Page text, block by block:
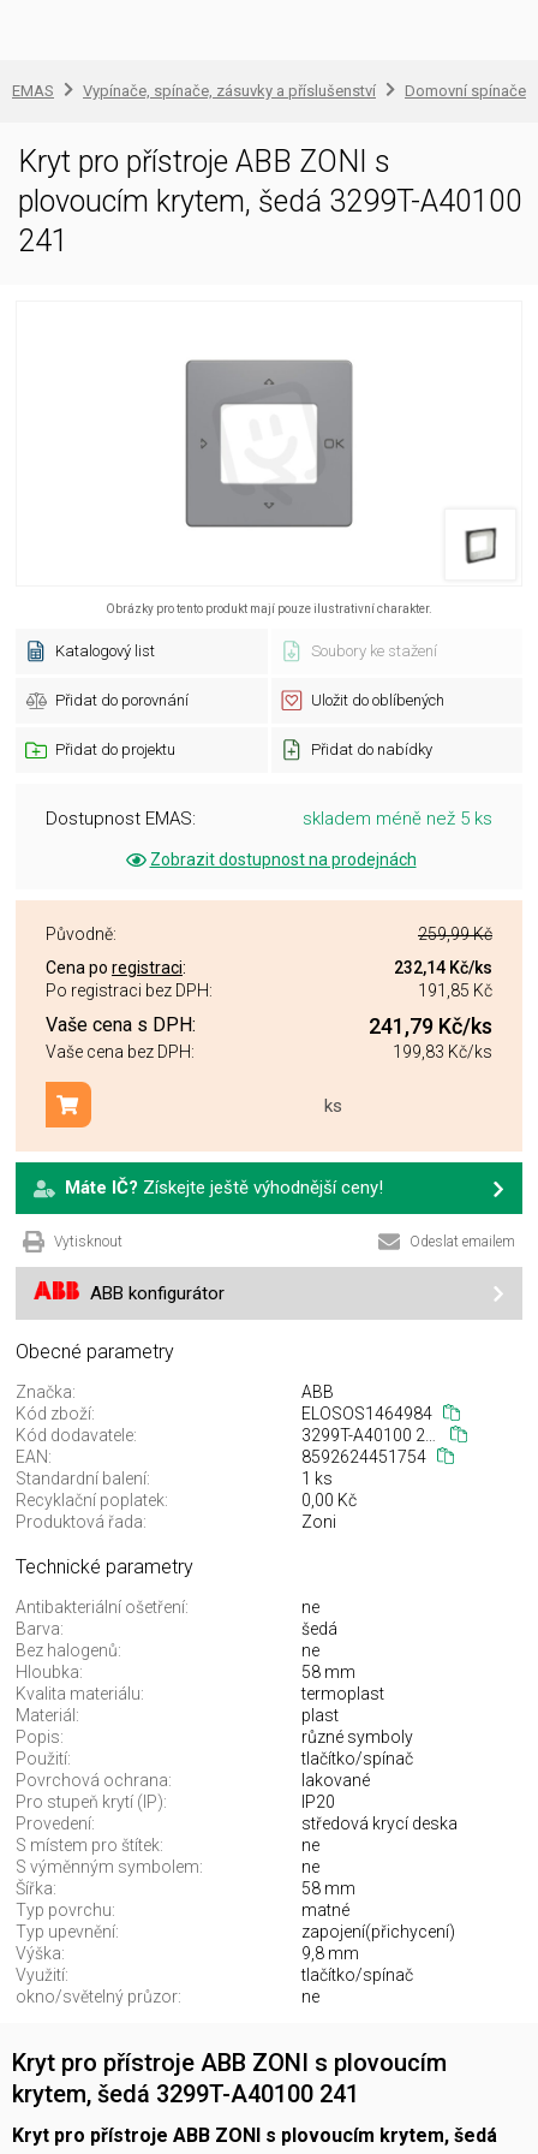
EMAS Vypínače, spínače, zásuvky a příslušenství Domovní spínače
Kryt pro přístroje ABB ZONI s
plovoucím krytem, šedá 3299T-A40100
241
Obrázky pro tento produkt mají pouze ilustrativní charakter.
Katalogový list Soubory ke stažení
Přidat do porovnání Uložit do oblíbených
Přidat do projektu Přidat do nabídky
Dostupnost EMAS: skladem méně než 5 ks
Zobrazit dostupnost na prodejnách
Původně:
259,99 Kč
Cena po registraci: 232,14 Kč/ks
Po registraci bez DPH:
191,85 Kč
Vaše cena s DPH: 241,79 Kč/ks
Vaše cena bez DPH: 199,83 Kč/ks
ks
Přidat do košíku
Máte IČ? Získejte ještě výhodnější ceny!
Vytisknout Odeslat emailem
ABB konfigurátor
Obecné parametry
Značka:
ABB
Kód zboží:
ELOSOS1464984
Kód dodavatele:
3299T-A40100 241
EAN:
8592624451754
Standardní balení:
1 ks
Recyklační poplatek:
0,00 Kč
Produktová řada:
Zoni
Technické parametry
Antibakteriální ošetření:
ne
Barva:
šedá
Bez halogenů:
ne
Hloubka:
58 mm
Kvalita materiálu:
termoplast
Materiál:
plast
Popis:
různé symboly
Použití:
tlačítko/spínač
Povrchová ochrana:
lakované
Pro stupeň krytí (IP):
IP20
Provedení:
středová krycí deska
S místem pro štítek:
ne
S výměnným symbolem:
ne
Šířka:
58 mm
Typ povrchu:
matné
Typ upevnění:
zapojení(přichycení)
Výška:
9,8 mm
Využití:
tlačítko/spínač
okno/světelný průzor:
ne
Kryt pro přístroje ABB ZONI s plovoucím
krytem, šedá 3299T-A40100 241
Kryt pro přístroje ABB ZONI s plovoucím krytem, šedá